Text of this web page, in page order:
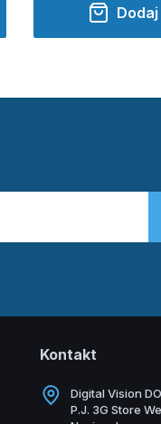
Kontakt
Digital Vision
P.J. 3G Store